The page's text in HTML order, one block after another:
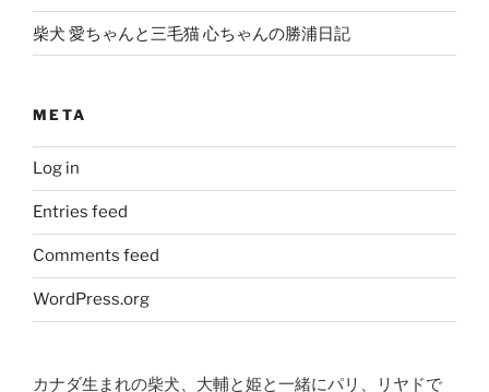
柴犬 愛ちゃんと三毛猫 心ちゃんの勝浦日記
META
Log in
Entries feed
Comments feed
WordPress.org
カナダ生まれの柴犬、大輔と姫と一緒にパリ、リヤドで